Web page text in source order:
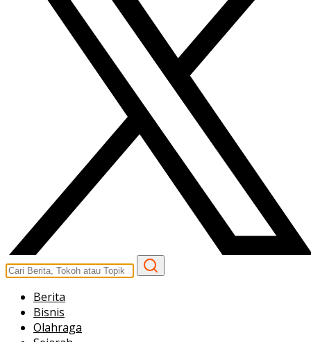
Berita
Bisnis
Olahraga